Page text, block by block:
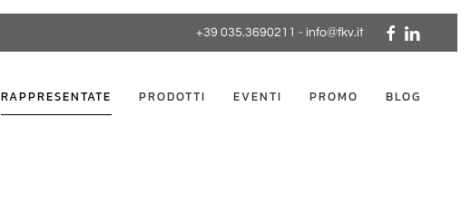
+39 035.3690211 - info@fkv.it
RAPPRESENTATE PRODOTTI EVENTI PROMO BLOG